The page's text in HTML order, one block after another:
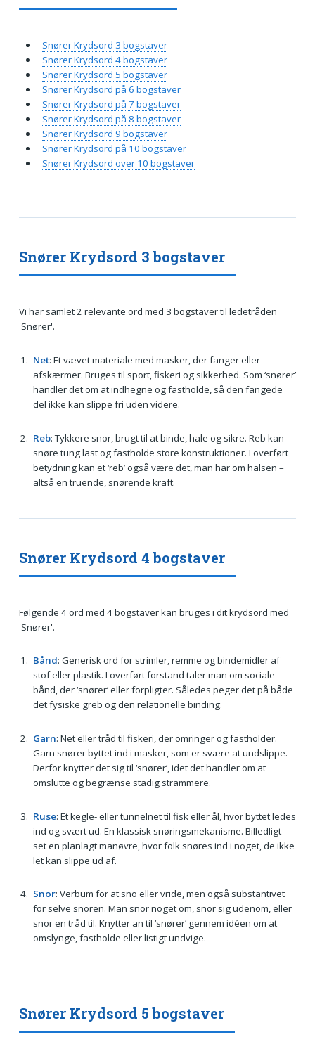
Snører Krydsord 3 bogstaver
Vi har samlet 2 relevante ord med 3 bogstaver til ledetråden
'Snører'.
Net: Et vævet materiale med masker, der fanger eller
afskærmer. Bruges til sport, fiskeri og sikkerhed. Som ‘snører’
handler det om at indhegne og fastholde, så den fangede
del ikke kan slippe fri uden videre.
Reb: Tykkere snor, brugt til at binde, hale og sikre. Reb kan
snøre tung last og fastholde store konstruktioner. I overført
betydning kan et ‘reb’ også være det, man har om halsen –
altså en truende, snørende kraft.
Snører Krydsord 4 bogstaver
Følgende 4 ord med 4 bogstaver kan bruges i dit krydsord med
'Snører'.
Bånd: Generisk ord for strimler, remme og bindemidler af
stof eller plastik. I overført forstand taler man om sociale
bånd, der ‘snører’ eller forpligter. Således peger det på både
det fysiske greb og den relationelle binding.
Garn: Net eller tråd til fiskeri, der omringer og fastholder.
Garn snører byttet ind i masker, som er svære at undslippe.
Derfor knytter det sig til ‘snører’, idet det handler om at
omslutte og begrænse stadig strammere.
Ruse: Et kegle- eller tunnelnet til fisk eller ål, hvor byttet ledes
ind og svært ud. En klassisk snøringsmekanisme. Billedligt
set en planlagt manøvre, hvor folk snøres ind i noget, de ikke
let kan slippe ud af.
Snor: Verbum for at sno eller vride, men også substantivet
for selve snoren. Man snor noget om, snor sig udenom, eller
snor en tråd til. Knytter an til ‘snører’ gennem idéen om at
omslynge, fastholde eller listigt undvige.
Snører Krydsord 5 bogstaver
Snører Krydsord 3 bogstaver
Snører Krydsord 4 bogstaver
Snører Krydsord 5 bogstaver
Snører Krydsord på 6 bogstaver
Snører Krydsord på 7 bogstaver
Snører Krydsord på 8 bogstaver
Snører Krydsord 9 bogstaver
Snører Krydsord på 10 bogstaver
Snører Krydsord over 10 bogstaver